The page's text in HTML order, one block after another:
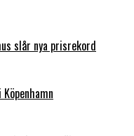
slår nya prisrekord